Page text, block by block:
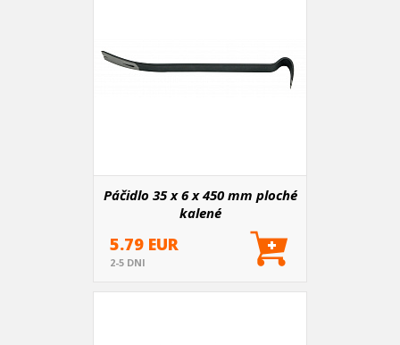
Páčidlo 35 x 6 x 450 mm ploché
kalené
5.79 EUR
2-5 DNI